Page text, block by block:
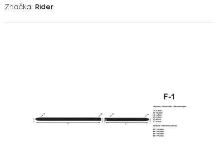
hodnocení
Značka: Rider